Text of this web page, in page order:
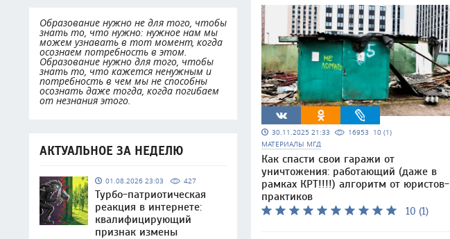
Образование нужно не для того, чтобы
знать то, что нужно: нужное нам мы
можем узнавать в тот момент, когда
осознаем потребность в этом.
Образование нужно для того, чтобы
знать то, что кажется ненужным и
потребность в чем мы не способны
осознать даже тогда, когда погибаем
от незнания этого.
АКТУАЛЬНОЕ ЗА НЕДЕЛЮ
01.08.2026 23:03 427
Турбо-патриотическая
реакция в интернете:
квалифицирующий
признак измены
30.11.2025 21:33 16953 10 (1)
МАТЕРИАЛЫ МГД
Как спасти свои гаражи от
уничтожения: работающий (даже в
рамках КРТ!!!!) алгоритм от юристов-
практиков
10 (1)